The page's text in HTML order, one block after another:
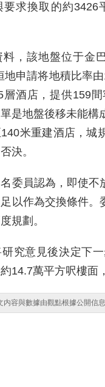
要求換取的約
，該地盤位于金
地申請将地積比率
層酒店，提供159
是地盤後移未能構
米重建酒店，城
決。
委員認為，即使
以作為交換條件
規劃。
究意見後決定下
14.7萬平方呎樓面
内容與數據由觀點根據公開信